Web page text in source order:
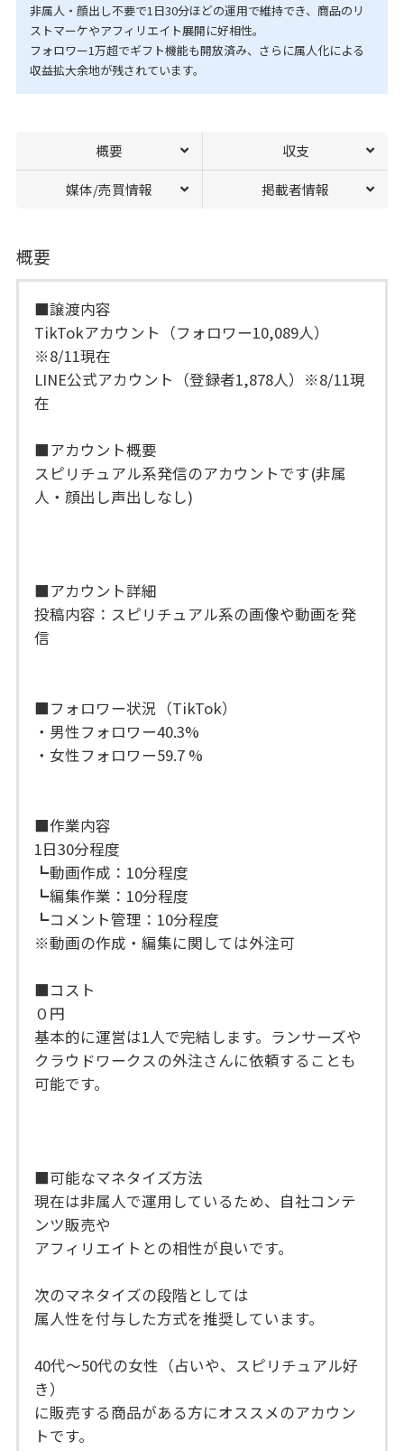
非属人・顔出し不要で1日30分ほどの運用で維持でき、商品のリ
ストマーケやアフィリエイト展開に好相性。
フォロワー1万超でギフト機能も開放済み、さらに属人化による
収益拡大余地が残されています。
概要 収支
媒体/売買情報 掲載者情報
概要
■譲渡内容
TikTokアカウント（フォロワー10,089人）
※8/11現在
LINE公式アカウント（登録者1,878人）※8/11現
在
■アカウント概要
スピリチュアル系発信のアカウントです(非属
人・顔出し声出しなし)
■アカウント詳細
投稿内容：スピリチュアル系の画像や動画を発
信
■フォロワー状況（TikTok）
・男性フォロワー40.3%
・女性フォロワー59.7 %
■作業内容
1日30分程度
┗動画作成：10分程度
┗編集作業：10分程度
┗コメント管理：10分程度
※動画の作成・編集に関しては外注可
■コスト
０円
基本的に運営は1人で完結します。ランサーズや
クラウドワークスの外注さんに依頼することも
可能です。
■可能なマネタイズ方法
現在は非属人で運用しているため、自社コンテ
ンツ販売や
アフィリエイトとの相性が良いです。
次のマネタイズの段階としては
属人性を付与した方式を推奨しています。
40代〜50代の女性（占いや、スピリチュアル好
き）
に販売する商品がある方にオススメのアカウン
トです。